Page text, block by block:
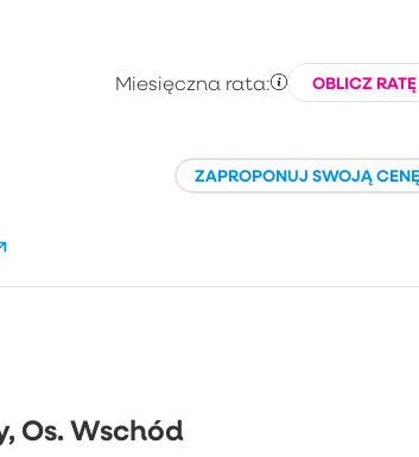
Miesięczna rata: OBLICZ RATĘ
ZAPROPONUJ SWOJĄ CENĘ
Os. Wschód